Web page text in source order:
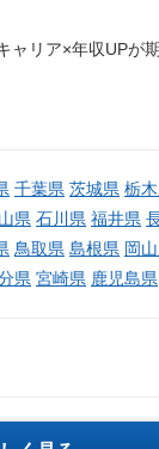
リア×年収UPが
千葉県 茨城県 栃
県 石川県 福井県
鳥取県 島根県 岡
県 宮崎県 鹿児島県